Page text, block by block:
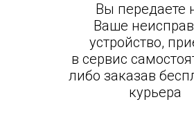
Вы передаете
Ваше
устройство,
в сервис
либо заказав
курьера